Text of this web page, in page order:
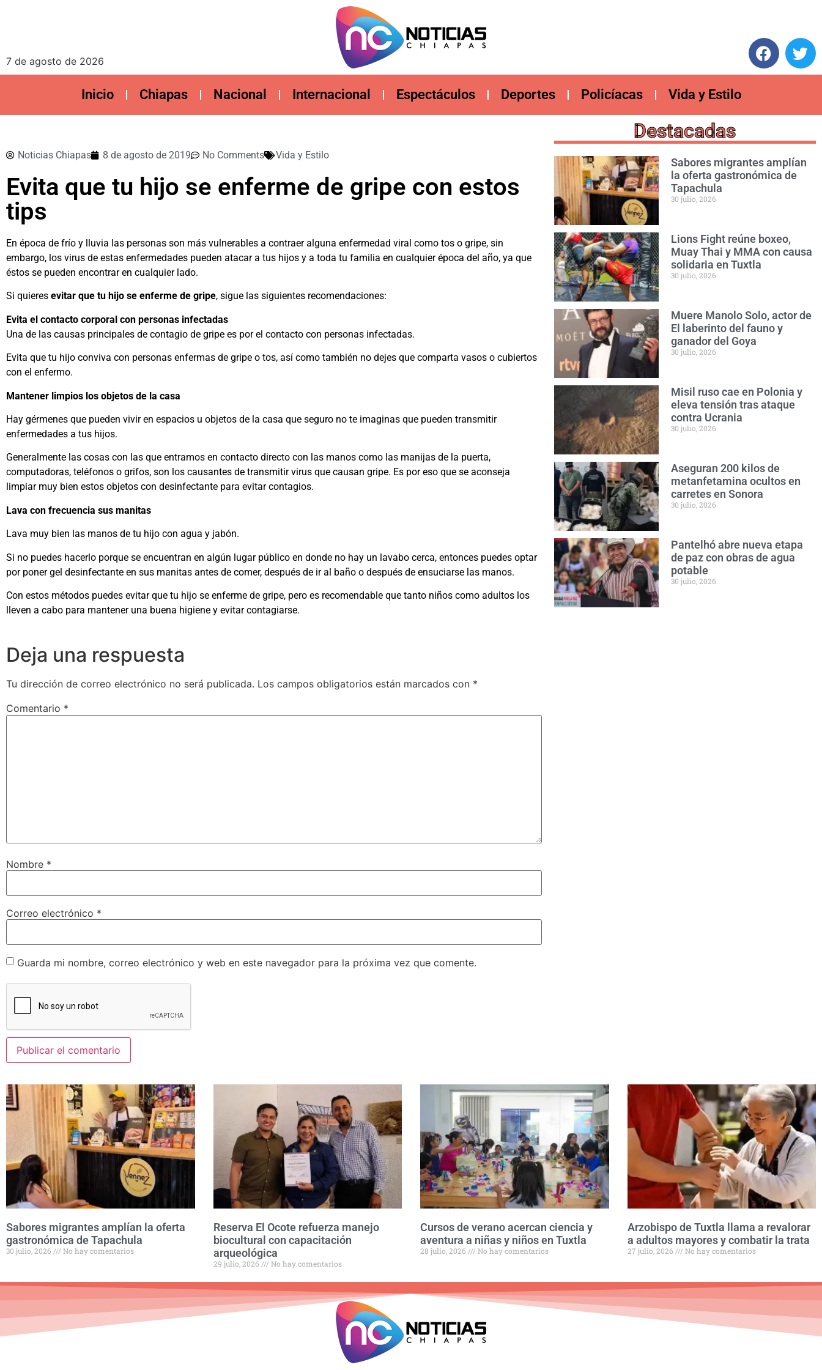
7 de agosto de 2026
Inicio Chiapas Nacional Internacional Espectáculos Deportes Policíacas Vida y Estilo
Noticias Chiapas 8 de agosto de 2019 No Comments Vida y Estilo
Evita que tu hijo se enferme de gripe con estos
tips
En época de frío y lluvia las personas son más vulnerables a contraer alguna enfermedad viral como tos o gripe, sin
embargo, los virus de estas enfermedades pueden atacar a tus hijos y a toda tu familia en cualquier época del año, ya que
éstos se pueden encontrar en cualquier lado.
Si quieres evitar que tu hijo se enferme de gripe, sigue las siguientes recomendaciones:
Evita el contacto corporal con personas infectadas
Una de las causas principales de contagio de gripe es por el contacto con personas infectadas.
Evita que tu hijo conviva con personas enfermas de gripe o tos, así como también no dejes que comparta vasos o cubiertos
con el enfermo.
Mantener limpios los objetos de la casa
Hay gérmenes que pueden vivir en espacios u objetos de la casa que seguro no te imaginas que pueden transmitir
enfermedades a tus hijos.
Generalmente las cosas con las que entramos en contacto directo con las manos como las manijas de la puerta,
computadoras, teléfonos o grifos, son los causantes de transmitir virus que causan gripe. Es por eso que se aconseja
limpiar muy bien estos objetos con desinfectante para evitar contagios.
Lava con frecuencia sus manitas
Lava muy bien las manos de tu hijo con agua y jabón.
Si no puedes hacerlo porque se encuentran en algún lugar público en donde no hay un lavabo cerca, entonces puedes optar
por poner gel desinfectante en sus manitas antes de comer, después de ir al baño o después de ensuciarse las manos.
Con estos métodos puedes evitar que tu hijo se enferme de gripe, pero es recomendable que tanto niños como adultos los
lleven a cabo para mantener una buena higiene y evitar contagiarse.
Deja una respuesta
Tu dirección de correo electrónico no será publicada. Los campos obligatorios están marcados con *
Comentario *
Nombre *
Correo electrónico *
Guarda mi nombre, correo electrónico y web en este navegador para la próxima vez que comente.
Destacadas
Sabores migrantes amplían
la oferta gastronómica de
Tapachula
30 julio, 2026
Lions Fight reúne boxeo,
Muay Thai y MMA con causa
solidaria en Tuxtla
30 julio, 2026
Muere Manolo Solo, actor de
El laberinto del fauno y
ganador del Goya
30 julio, 2026
Misil ruso cae en Polonia y
eleva tensión tras ataque
contra Ucrania
30 julio, 2026
Aseguran 200 kilos de
metanfetamina ocultos en
carretes en Sonora
30 julio, 2026
Pantelhó abre nueva etapa
de paz con obras de agua
potable
30 julio, 2026
Sabores migrantes amplían la oferta
gastronómica de Tapachula
30 julio, 2026 No hay comentarios
Reserva El Ocote refuerza manejo
biocultural con capacitación
arqueológica
29 julio, 2026 No hay comentarios
Cursos de verano acercan ciencia y
aventura a niñas y niños en Tuxtla
28 julio, 2026 No hay comentarios
Arzobispo de Tuxtla llama a revalorar
a adultos mayores y combatir la trata
27 julio, 2026 No hay comentarios